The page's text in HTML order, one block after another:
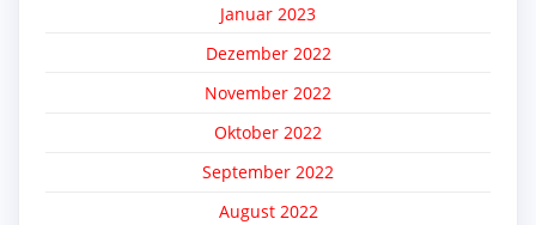
Januar 2023
Dezember 2022
November 2022
Oktober 2022
September 2022
August 2022